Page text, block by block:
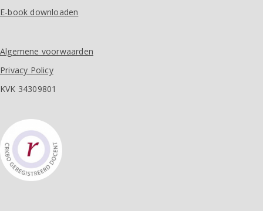
E-book downloaden
Algemene voorwaarden
Privacy Policy
KVK 34309801